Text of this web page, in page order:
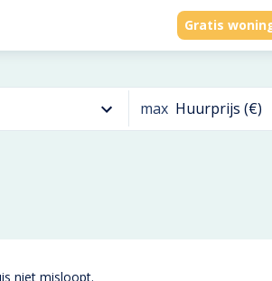
Gratis
max Huurprijs (€)
niet misloopt.